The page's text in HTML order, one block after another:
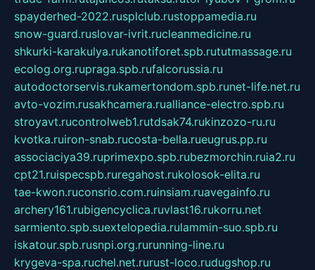
spayderhed-2022.rusplclub.rustoppamedia.ru
snow-guard.ruslovar-ivrit.rucleanmedicine.ru
shkurki-karakulya.rukanotiforet.spb.rututmassage.ru
ecolog.org.rupraga.spb.rufalcorussia.ru
autodoctorservis.rukamertondom.spb.runet-life.net.ru
avto-vozim.rusakhcamera.rualliance-electro.spb.ru
stroyavt.rucontrolweb1.rutdsak74.rukinzozo-ru.ru
kvotka.ruiron-snab.rucosta-bella.rueugrus.pp.ru
associaciya39.ruprimexpo.spb.rubezmorchin.ruia2.ru
cpt21.ruispecspb.ruregahost.rukolosok-elita.ru
tae-kwon.ruconsrio.com.ruinsiam.ruavegainfo.ru
archery161.rubigencyclica.ruvlast16.rukorru.net
sarmiento.spb.suextelopedia.rulammin-suo.spb.ru
iskatour.spb.rusnpi.org.rurunning-line.ru
krygeva-spa.ruchel.net.rurust-loco.rudugshop.ru